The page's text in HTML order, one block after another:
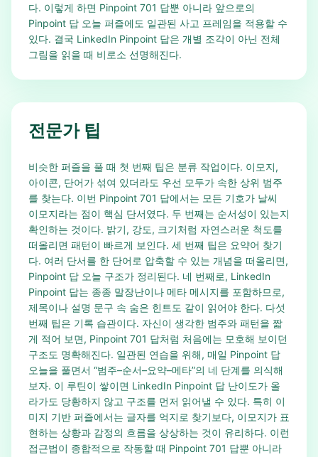
다. 이렇게 하면 Pinpoint 701 답뿐 아니라 앞으로의
Pinpoint 답 오늘 퍼즐에도 일관된 사고 프레임을 적용할 수
있다. 결국 LinkedIn Pinpoint 답은 개별 조각이 아닌 전체
그림을 읽을 때 비로소 선명해진다.
전문가 팁
비슷한 퍼즐을 풀 때 첫 번째 팁은 분류 작업이다. 이모지,
아이콘, 단어가 섞여 있더라도 우선 모두가 속한 상위 범주
를 찾는다. 이번 Pinpoint 701 답에서는 모든 기호가 날씨
이모지라는 점이 핵심 단서였다. 두 번째는 순서성이 있는지
확인하는 것이다. 밝기, 강도, 크기처럼 자연스러운 척도를
떠올리면 패턴이 빠르게 보인다. 세 번째 팁은 요약어 찾기
다. 여러 단서를 한 단어로 압축할 수 있는 개념을 떠올리면,
Pinpoint 답 오늘 구조가 정리된다. 네 번째로, LinkedIn
Pinpoint 답는 종종 말장난이나 메타 메시지를 포함하므로,
제목이나 설명 문구 속 숨은 힌트도 같이 읽어야 한다. 다섯
번째 팁은 기록 습관이다. 자신이 생각한 범주와 패턴을 짧
게 적어 보면, Pinpoint 701 답처럼 처음에는 모호해 보이던
구조도 명확해진다. 일관된 연습을 위해, 매일 Pinpoint 답
오늘을 풀면서 “범주–순서–요약–메타”의 네 단계를 의식해
보자. 이 루틴이 쌓이면 LinkedIn Pinpoint 답 난이도가 올
라가도 당황하지 않고 구조를 먼저 읽어낼 수 있다. 특히 이
미지 기반 퍼즐에서는 글자를 억지로 찾기보다, 이모지가 표
현하는 상황과 감정의 흐름을 상상하는 것이 유리하다. 이런
접근법이 종합적으로 작동할 때 Pinpoint 701 답뿐 아니라